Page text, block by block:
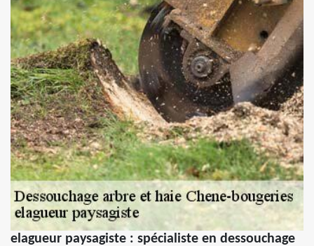
elagueur paysagiste : spécialiste en dessouchage